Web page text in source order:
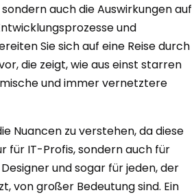
auch die Auswirkungen auf
und
Sie sich auf eine Reise durch
die zeigt, wie aus einst starren
und immer vernetztere
Nuancen zu verstehen, da diese
für IT-Profis, sondern auch für
und sogar für jeden, der
von großer Bedeutung sind. Ein